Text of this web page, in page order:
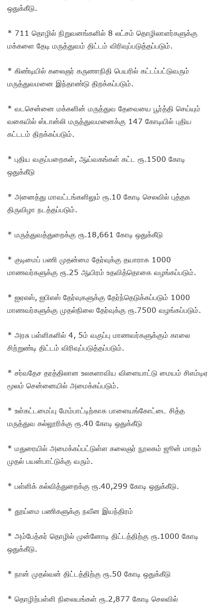
ஒதுக்கீடு.
* 711 தொழில் நிறுவனங்களில் 8 லட்சம் தொழிலாளர்களுக்கு
மக்களை தேடி மருத்துவம் திட்டம் விரிவுப்படுத்தப்படும்.
* கிண்டியில் கலைஞர் கருணாநிதி பெயரில் கட்டப்பட்டுவரும்
மருத்துவமனை இந்தாண்டு திறக்கப்படும்.
* வடசென்னை மக்களின் மருத்துவ தேவையை பூர்த்தி செய்யும்
வகையில் ஸ்டான்லி மருத்துவமனைக்கு 147 கோடியில் புதிய
கட்டடம் திறக்கப்படும்.
* புதிய வகுப்பறைகள், ஆய்வகங்கள் கட்ட ரூ.1500 கோடி
ஒதுக்கீடு
* அனைத்து மாவட்டங்களிலும் ரூ.10 கோடி செலவில் புத்தக
திருவிழா நடத்தப்படும்.
* மருத்துவத்துறைக்கு ரூ.18,661 கோடி ஒதுக்கீடு
* குடிமைப் பணி முதன்மை தேர்வுக்கு தயாராக 1000
மாணவர்களுக்கு ரூ.25 ஆயிரம் உதவித்தொகை வழங்கப்படும்.
* ஐஏஎஸ், ஐபிஎஸ் தேர்வுகளுக்கு தேர்ந்தெடுக்கப்படும் 1000
மாணவர்களுக்கு முதல்நிலை தேர்வுக்கு ரூ.7500 வழங்கப்படும்.
* அரசு பள்ளிகளில் 4, 5ம் வகுப்பு மாணவர்களுக்கும் காலை
சிற்றுண்டி திட்டம் விரிவுப்படுத்தப்படும்.
* சர்வதேச தரத்திலான உலகளாவிய விளையாட்டு மையம் சிஎம்டிஏ
மூலம் சென்னையில் அமைக்கப்படும்.
* உள்கட்டமைப்பு மேம்பாட்டிற்காக பாளையங்கோட்டை சித்த
மருத்துவ கல்லூரிக்கு ரூ.40 கோடி ஒதுக்கீடு
* மதுரையில் அமைக்கப்பட்டுள்ள கலைஞர் நூலகம் ஜூன் மாதம்
முதல் பயன்பாட்டுக்கு வரும்.
* பள்ளிக் கல்வித்துறைக்கு ரூ.40,299 கோடி ஒதுக்கீடு.
* தூய்மை பணிகளுக்கு நவீன இயந்திரம்
* அம்பேத்கர் தொழில் முன்னோடி திட்டத்திற்கு ரூ.1000 கோடி
ஒதுக்கீடு.
* நான் முதல்வன் திட்டத்திற்கு ரூ.50 கோடி ஒதுக்கீடு
* தொழிற்பள்ளி நிலையங்கள் ரூ.2,877 கோடி செலவில்